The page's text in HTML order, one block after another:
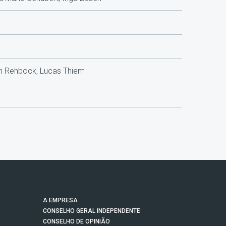
Rehbock, Lucas Thiem
A EMPRESA
CONSELHO GERAL INDEPENDENTE
CONSELHO DE OPINIÃO